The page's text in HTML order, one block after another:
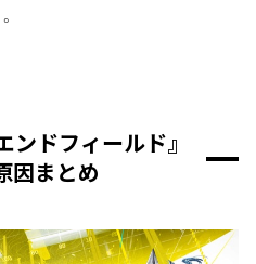
ンドフィールド』
因まとめ